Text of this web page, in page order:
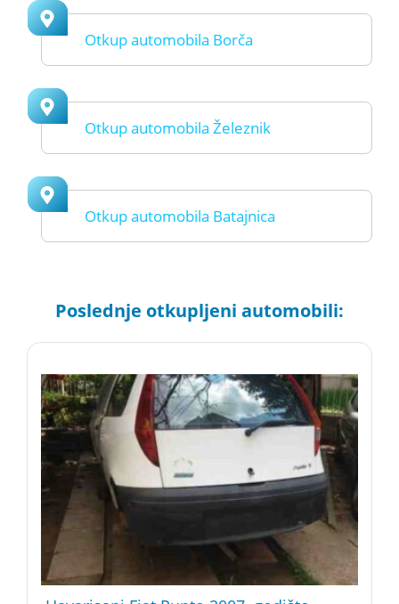
Otkup automobila Borča
Otkup automobila Železnik
Otkup automobila Batajnica
Poslednje otkupljeni automobili: